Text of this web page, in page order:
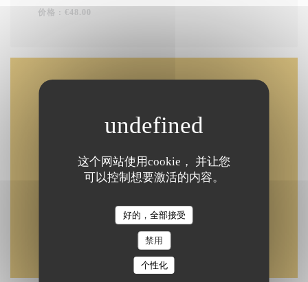
这个网站使用cookie， 并让您
可以控制想要激活的内容。
好的，全部接受
禁用
个性化
价格 : €48.00
25 Rue Sainte-Marthe 75010 Paris((在新窗口中打
09 54 75 92 07
Facebook ((在新窗口中打开))
Instagram ((在新窗口中